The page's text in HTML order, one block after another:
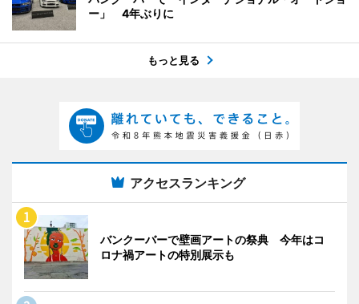
ー」 4年ぶりに
もっと見る
アクセスランキング
バンクーバーで壁画アートの祭典 今年はコ
ロナ禍アートの特別展示も